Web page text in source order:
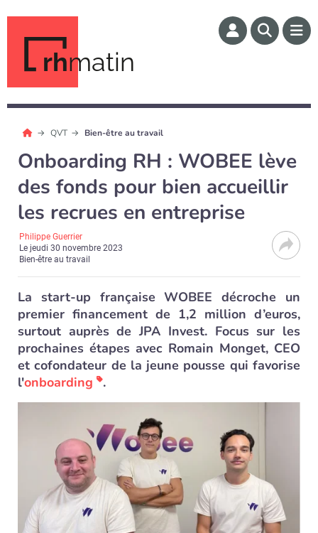
rhmatin
QVT Bien-être au travail
Onboarding RH : WOBEE lève
des fonds pour bien accueillir
les recrues en entreprise
Philippe Guerrier
Lejeudi 30 novembre 2023
Bien-être au travail
La start-up française WOBEE décroche un
premier financement de 1,2 million d’euros,
surtout auprès de JPA Invest. Focus sur les
prochaines étapes avec Romain Monget, CEO
et cofondateur de la jeune pousse qui favorise
l'onboarding .